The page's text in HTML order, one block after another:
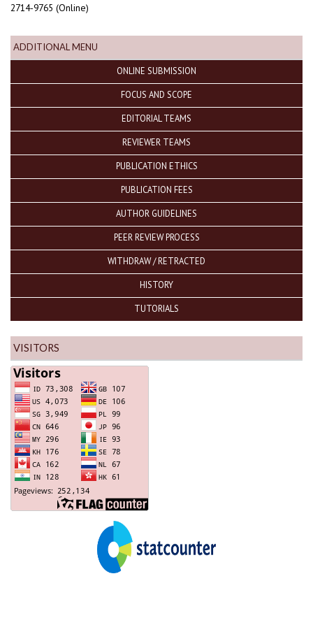
2714-9765 (Online)
ADDITIONAL MENU
ONLINE SUBMISSION
FOCUS AND SCOPE
EDITORIAL TEAMS
REVIEWER TEAMS
PUBLICATION ETHICS
PUBLICATION FEES
AUTHOR GUIDELINES
PEER REVIEW PROCESS
WITHDRAW / RETRACTED
HISTORY
TUTORIALS
VISITORS